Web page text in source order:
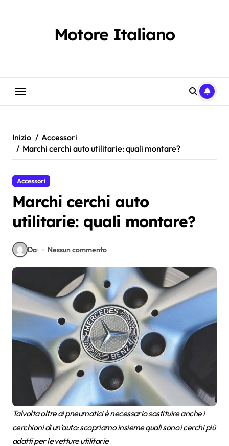
Motore Italiano
Inizio
Accessori
Marchi cerchi auto utilitarie: quali montare?
Accessori
Marchi cerchi auto
utilitarie: quali montare?
Da Nessun commento
Talvolta oltre ai pneumatici è necessario sostituire anche i
cerchioni di un’auto: scopriamo insieme quali sono i cerchi più
adatti per le vetture utilitarie